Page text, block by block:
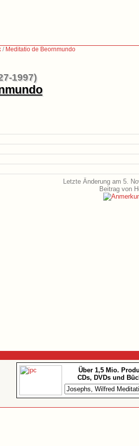
/ Meditatio de Beornmundo
1997)
Letzte Änderung am 5.
Beitrag von
Über 1,5 Mio.
CDs, DVDs und